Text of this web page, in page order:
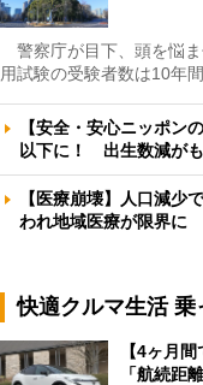
警察庁が目下、頭を悩
用試験の受験者数は10年
【安全・安心ニッポン
以下に！ 出生数減が
【医療崩壊】人口減少
われ地域医療が限界
快適クルマ生活
【4ヶ月
「航続距